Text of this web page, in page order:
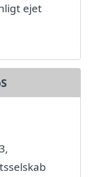
ejet